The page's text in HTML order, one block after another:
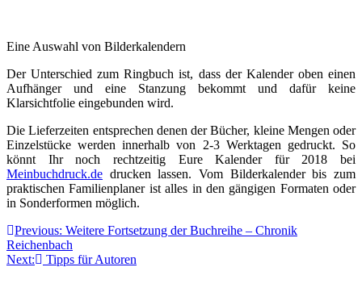
Eine Auswahl von Bilderkalendern
Der Unterschied zum Ringbuch ist, dass der Kalender oben einen
Aufhänger und eine Stanzung bekommt und dafür keine
Klarsichtfolie eingebunden wird.
Die Lieferzeiten entsprechen denen der Bücher, kleine Mengen oder
Einzelstücke werden innerhalb von 2-3 Werktagen gedruckt. So
könnt Ihr noch rechtzeitig Eure Kalender für 2018 bei
Meinbuchdruck.de drucken lassen. Vom Bilderkalender bis zum
praktischen Familienplaner ist alles in den gängigen Formaten oder
in Sonderformen möglich.
Beitragsnavigation
Previous: Weitere Fortsetzung der Buchreihe – Chronik
Reichenbach
Next:
Tipps für Autoren